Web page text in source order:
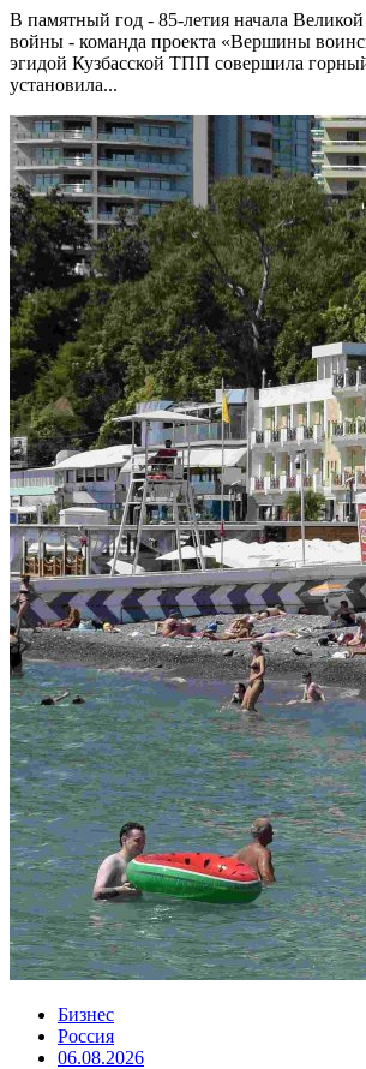
В памятный год - 85-летия начала
войны - команда проекта «Вершины
эгидой Кузбасской ТПП совершила
установила...
Бизнес
Россия
06.08.2026